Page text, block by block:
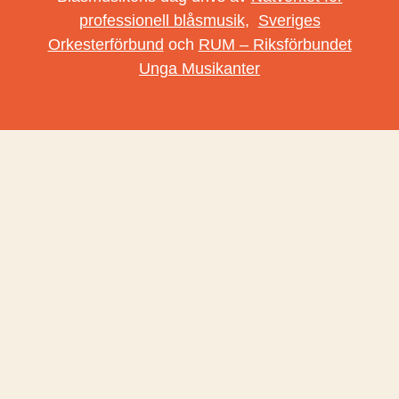
professionell blåsmusik, Sveriges
Orkesterförbund och RUM – Riksförbundet
Unga Musikanter